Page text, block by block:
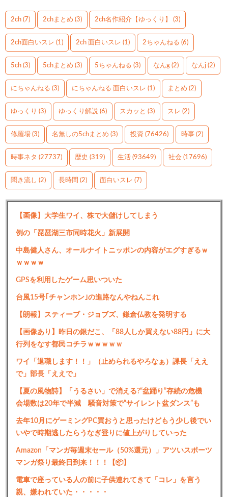
2ch (7) 2chまとめ (3) 2ch名作紹介【ゆっくり】 (3)
2ch面白いスレ (1) 2ch 面白いスレ (1) 2ちゃんねる (6)
5ch (3) 5chまとめ (3) 5ちゃんねる (3) なんg (2) なんj (2)
にちゃんねる (3) にちゃんねる 面白いスレ (1) まとめ (2)
ゆっくり (3) ゆっくり解説 (6) スカッと (3) スレ (2)
修羅場 (3) 名無しの5chまとめ (3) 投資 (76426) 時事 (2)
時事ネタ (27737) 歴史 (319) 生活 (93649) 社会 (17696)
聞き流し (2) 長時間 (2) 面白いスレ (7)
【画像】大学生ワイ、株で大儲けしてしまう
例の「琵琶湖三市同時花火」新展開
中島健人さん、オールナイトニッポンの内容がエグすぎるｗ
ｗｗｗｗ
GPSを利用したゲーム思いついた
台風15号｢チャンホン｣の進路なんやねんこれ
【朗報】スティーブ・ジョブズ、鎌倉仏教を発明する
【画像あり】昨日の銀だこ、「88人しか買えない88円」に大
行列をなす都民コチラｗｗｗｗｗ
ワイ「退職します！！」（止められるやろなぁ）課長「ええ
で」部長「ええで」
【夏の風物詩】「うるさい」で消える?“盆踊り”存続の危機
会場数は20年で半減 騒音対策で“サイレント盆ダンス”も
去年10月にゲーミングPC買おうと思ったけどもう少し後でい
いやで時期逃したらうなぎ登りに値上がりしていった
Amazon「マンガ毎週末セール（50%還元）」アツいスポーツ
マンガ祭り最終日到来！！！【📦】
電車で座っている人の前に子供連れてきて「コレ」を言う
親、嫌われていた・・・・・